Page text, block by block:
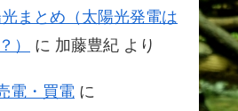
まとめ（太陽光発電は
）
に 加藤豊紀 より
電・買電 に